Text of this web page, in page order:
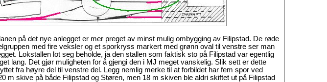
på det nye anlegget er mer preget av minst mulig ombygging av Filipstad. De røde
med fire veksler og et sporkryss markert med grønn oval til venstre ser man
Lokstallen lot seg beholde, ja den stallen som faktisk sto på Filipstad var egentlig
lang. Det gjør muligheten for å gjengi den i MJ meget vanskelig. Slik sett er dette
fra høyre del til venstre del. Legg nemlig merke til at forbildet har fem spor ved
skive på både Filipstad og Støren, men 18 m skiven ble aldri skiftet ut på Filipstad